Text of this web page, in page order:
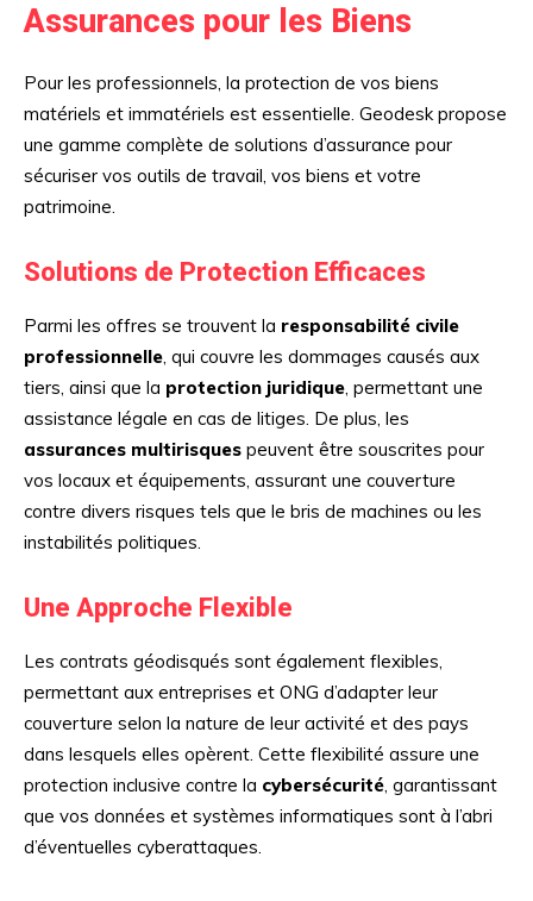
Assurances pour les Biens
Pour les professionnels, la protection de vos biens
matériels et immatériels est essentielle. Geodesk propose
une gamme complète de solutions d’assurance pour
sécuriser vos outils de travail, vos biens et votre
patrimoine.
Solutions de Protection Efficaces
Parmi les offres se trouvent la responsabilité civile
professionnelle, qui couvre les dommages causés aux
tiers, ainsi que la protection juridique, permettant une
assistance légale en cas de litiges. De plus, les
assurances multirisques peuvent être souscrites pour
vos locaux et équipements, assurant une couverture
contre divers risques tels que le bris de machines ou les
instabilités politiques.
Une Approche Flexible
Les contrats géodisqués sont également flexibles,
permettant aux entreprises et ONG d’adapter leur
couverture selon la nature de leur activité et des pays
dans lesquels elles opèrent. Cette flexibilité assure une
protection inclusive contre la cybersécurité, garantissant
que vos données et systèmes informatiques sont à l’abri
d’éventuelles cyberattaques.